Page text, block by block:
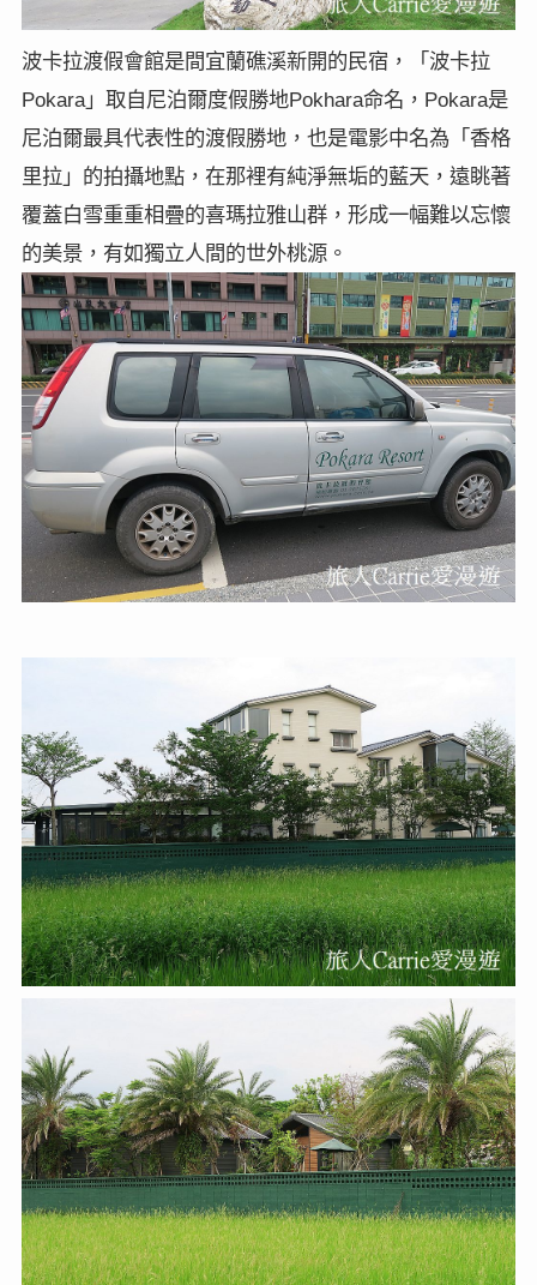
波卡拉渡假會館是間宜蘭礁溪新開的民宿， 「波卡拉
Pokara」取自尼泊爾度假勝地Pokhara命名， Pokara是
尼泊爾最具代表性的渡假勝地， 也是電影中名為「香格
里拉」的拍攝地點，在那裡有純淨無垢的藍天，遠眺著
覆蓋白雪重重相疊的喜瑪拉雅山群，形成一幅難以忘懷
的美景，有如獨立人間的世外桃源。